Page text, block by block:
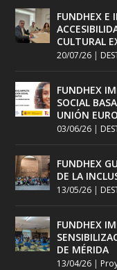
FUNDHEX E
CULTURAL
20/07/26 |
FUNDHEX
SOCIAL
UNIÓN
03/06/26 |
FUNDHEX
DE LA
13/05/26 |
FUNDHEX
DE MÉRIDA
13/04/26 |